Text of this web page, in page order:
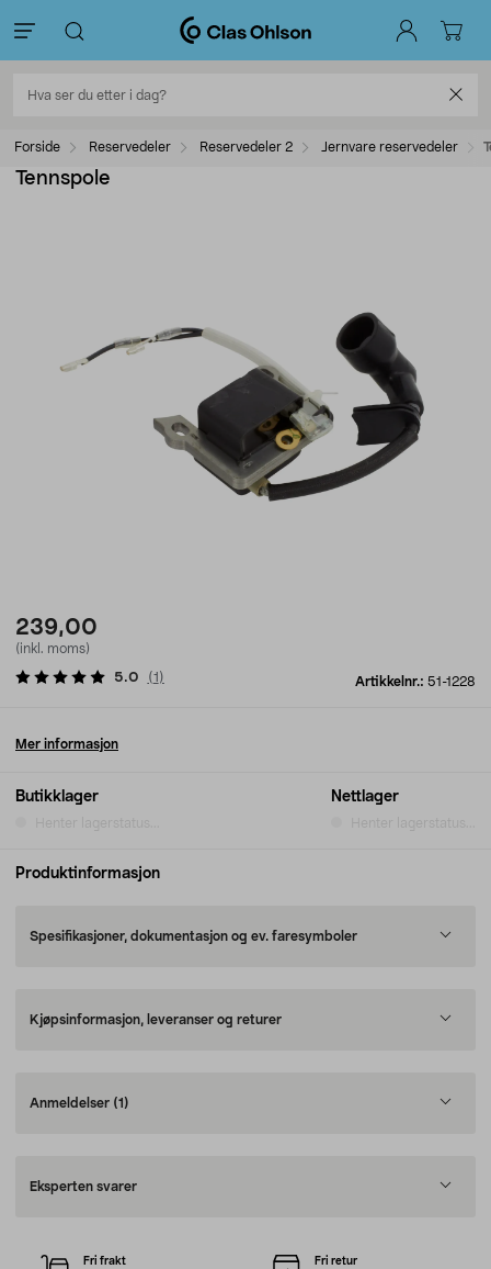
Forside Reservedeler Reservedeler 2 Jernvare reservedeler
Tennspole
239,00
(inkl. moms)
Artikkelnr.: 51-1228
5.0 (1 )
Butikklager
Henter lagerstatus...
Nettlager
Henter lagerstatus...
Mer informasjon
Produktinformasjon
Spesifikasjoner, dokumentasjon og ev. faresymboler
Kjøpsinformasjon, leveranser og returer
Anmeldelser (1)
Eksperten svarer
Fri frakt Fri retur